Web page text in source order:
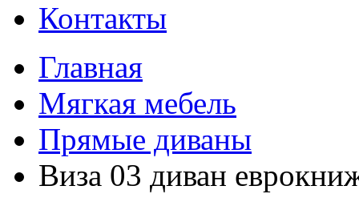
Контакты
Главная
Мягкая мебель
Прямые диваны
Виза 03 диван